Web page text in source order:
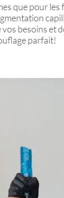
que pour les
besoins et
parfait!